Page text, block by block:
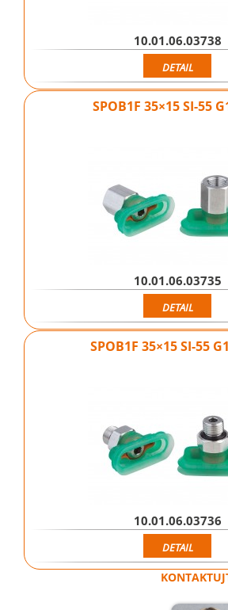
10.01.06.03738
DETAIL
SPOB1F 35×15 SI-55
10.01.06.03735
DETAIL
SPOB1F 35×15 SI-55
10.01.06.03736
DETAIL